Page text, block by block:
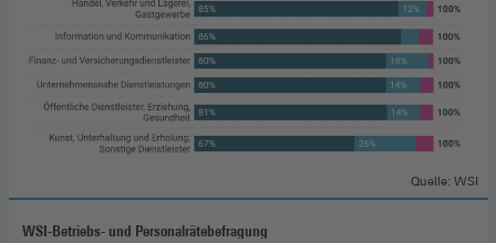
WSI-Betriebs- und Personalrätebefragung
Quelle: WSI